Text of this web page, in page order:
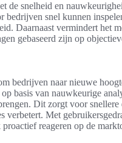
de snelheid en
snel kunnen
Daarnaast vermindert het
gebaseerd zijn op
bedrijven naar nieuwe
basis van nauwkeurige
Dit zorgt voor snellere
verbetert. Met
reageren op de